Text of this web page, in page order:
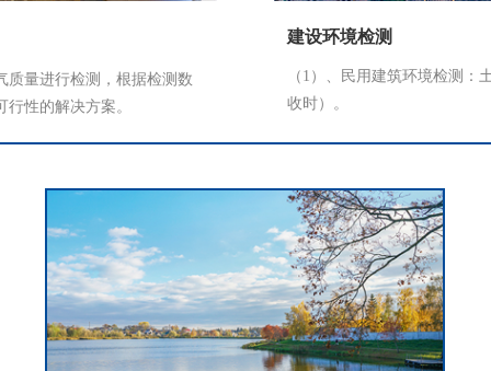
质量进行检测，根据检测数
性的解决方案。
建设环境检测
（1）、民用建筑环境检测
收时）。